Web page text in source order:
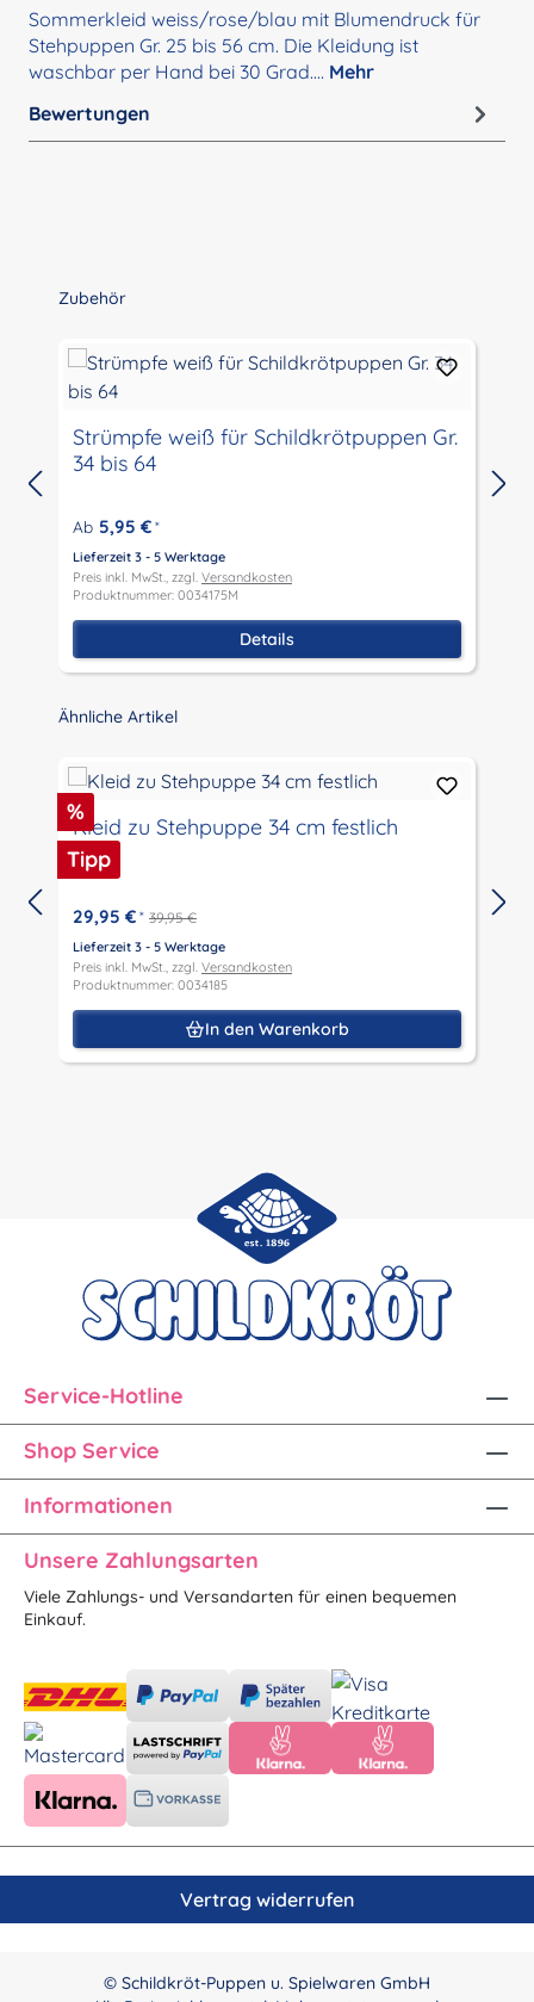
Sommerkleid weiss/rose/blau mit Blumendruck für
Stehpuppen Gr. 25 bis 56 cm. Die Kleidung ist
waschbar per Hand bei 30 Grad.… Mehr
Bewertungen
Produktgalerie überspringen
Zubehör
Strümpfe weiß für Schildkrötpuppen Gr.
34 bis 64
Ab 5,95 € *
Lieferzeit 3 - 5 Werktage
Preis inkl. MwSt., zzgl. Versandkosten
Produktnummer: 0034175M
Details
Produktgalerie überspringen
Ähnliche Artikel
Rabatt
%
Tipp
Kleid zu Stehpuppe 34 cm festlich
29,95 € * 39,95 €
Lieferzeit 3 - 5 Werktage
Preis inkl. MwSt., zzgl. Versandkosten
Produktnummer: 0034185
In den Warenkorb
Service-Hotline
Shop Service
Informationen
Unsere Zahlungsarten
Viele Zahlungs- und Versandarten für einen bequemen
Einkauf.
Vertrag widerrufen
© Schildkröt-Puppen u. Spielwaren GmbH